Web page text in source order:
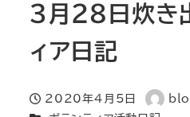
3月28日炊き
ィア日記
投稿日
2020年4月5日
著